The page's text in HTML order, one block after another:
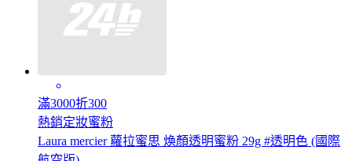
滿3000折300
熱銷定妝蜜粉
Laura mercier 蘿拉蜜思 煥顏透明蜜粉 29g #透明色 (國際